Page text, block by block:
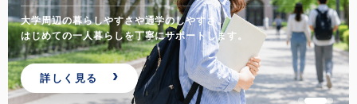
大学周辺の暮らしやすさや通学のしやすさ。
はじめての一人暮らしを丁寧にサポートします。
詳しく見る